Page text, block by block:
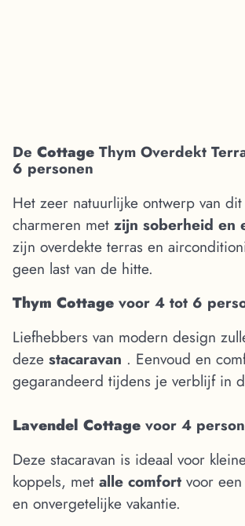
De Cottage Thym Overdekt
6 personen
Het zeer natuurlijke ontwerp van
charmeren met zijn soberheid en
zijn overdekte terras en
geen last van de hitte.
Thym Cottage voor 4 tot 6
Liefhebbers van modern design
deze stacaravan . Eenvoud en
gegarandeerd tijdens je verblijf in
Lavendel Cottage voor 4
Deze stacaravan is ideaal voor
koppels, met alle comfort voor
en onvergetelijke vakantie.